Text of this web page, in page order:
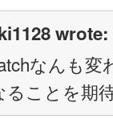
wrote:
なんも変
ることを期